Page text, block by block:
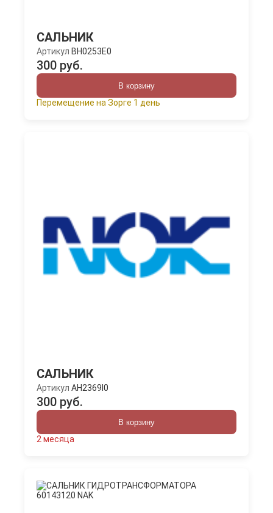
САЛЬНИК
Артикул BH0253E0
300 руб.
В корзину
Перемещение на Зорге 1 день
САЛЬНИК
Артикул AH2369I0
300 руб.
В корзину
2 месяца